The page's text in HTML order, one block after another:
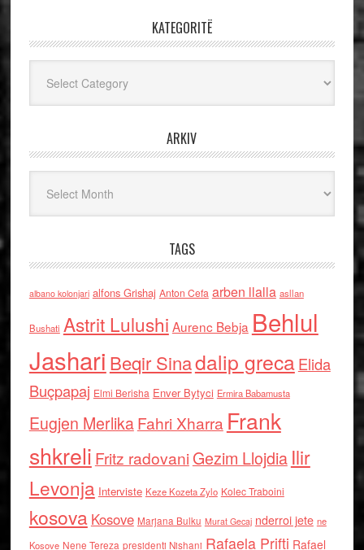
KATEGORITË
ARKIV
TAGS
albano kolonjari alfons Grishaj Anton Cefa arben llalla asllan
Bushati Astrit Lulushi Aurenc Bebja Behlul
Jashari Beqir Sinadalip grecaElida
Buçpapaj Elmi Berisha Enver Bytyci Ermira Babamusta
Eugjen MerlikaFahri Xharra Frank
shkreli Fritz radovaniGezim Llojdia Ilir
Levonja Interviste Keze Kozeta Zylo Kolec Traboini
kosova Kosove Marjana Bulku Murat Gecaj nderroi jete ne
Kosove Nene Tereza presidenti Nishani Rafaela Prifti Rafael